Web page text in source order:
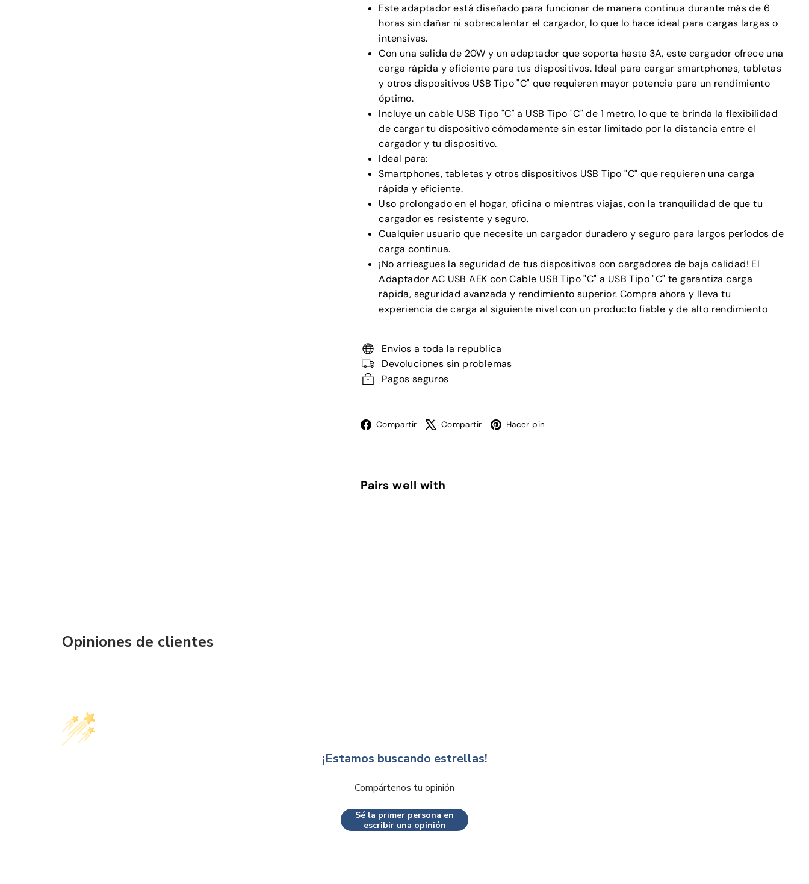
Este adaptador está diseñado para funcionar de manera continua durante más de 6
horas sin dañar ni sobrecalentar el cargador, lo que lo hace ideal para cargas largas o
intensivas.
Con una salida de 20W y un adaptador que soporta hasta 3A, este cargador ofrece una
carga rápida y eficiente para tus dispositivos. Ideal para cargar smartphones, tabletas
y otros dispositivos USB Tipo "C" que requieren mayor potencia para un rendimiento
óptimo.
Incluye un cable USB Tipo "C" a USB Tipo "C" de 1 metro, lo que te brinda la flexibilidad
de cargar tu dispositivo cómodamente sin estar limitado por la distancia entre el
cargador y tu dispositivo.
Ideal para:
Smartphones, tabletas y otros dispositivos USB Tipo "C" que requieren una carga
rápida y eficiente.
Uso prolongado en el hogar, oficina o mientras viajas, con la tranquilidad de que tu
cargador es resistente y seguro.
Cualquier usuario que necesite un cargador duradero y seguro para largos períodos de
carga continua.
¡No arriesgues la seguridad de tus dispositivos con cargadores de baja calidad! El
Adaptador AC USB AEK con Cable USB Tipo "C" a USB Tipo "C" te garantiza carga
rápida, seguridad avanzada y rendimiento superior. Compra ahora y lleva tu
experiencia de carga al siguiente nivel con un producto fiable y de alto rendimiento
Envios a toda la republica
Devoluciones sin problemas
Pagos seguros
Compartir Facebook
Compartir X Hacer pin
Pairs well with
Opiniones de clientes
¡Estamos buscando estrellas!
Compártenos tu opinión
Sé la primer persona en
escribir una opinión